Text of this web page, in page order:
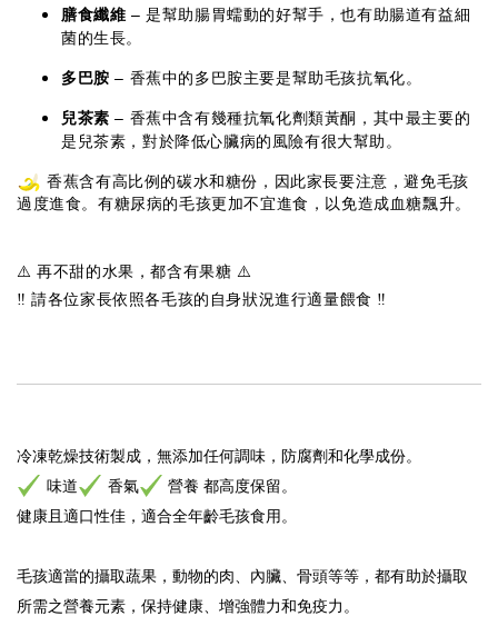
膳食纖維 – 是幫助腸胃蠕動的好幫手，也有助腸道有益細
菌的生長。
多巴胺 – 香蕉中的多巴胺主要是幫助毛孩抗氧化。
兒茶素 – 香蕉中含有幾種抗氧化劑類黃酮，其中最主要的
是兒茶素，對於降低心臟病的風險有很大幫助。
香蕉含有高比例的碳水和糖份，因此家長要注意，避免毛孩
過度進食。有糖尿病的毛孩更加不宜進食，以免造成血糖飄升。
⚠️ 再不甜的水果，都含有果糖 ⚠️
‼️ 請各位家長依照各毛孩的自身狀況進行適量餵食 ‼️
冷凍乾燥技術製成， 無添加任何調味，防腐劑和化學成份。
味道
香氣
營養 都高度保留。
健康且適口性佳，適合全年齡毛孩食用。
毛孩適當的攝取蔬果，動物的肉、內臟、骨頭等等，都有助於攝取
所需之營養元素，保持健康、增強體力和免疫力。